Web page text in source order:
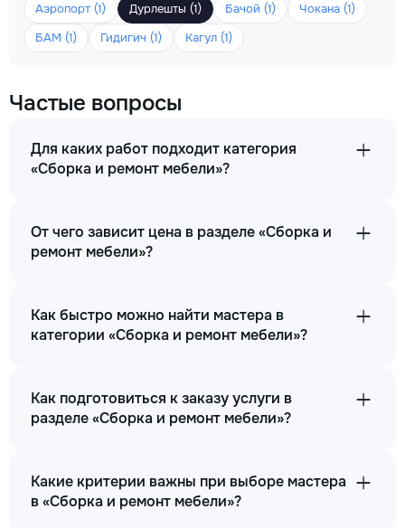
Аэропорт (1)
Дурлешты (1) Бачой (1)
Чокана (1)
БАМ (1)
Гидигич (1) Кагул (1)
Частые вопросы
Для каких работ подходит категория
«Сборка и ремонт мебели»?
От чего зависит цена в разделе «Сборка и
ремонт мебели»?
Как быстро можно найти мастера в
категории «Сборка и ремонт мебели»?
Как подготовиться к заказу услуги в
разделе «Сборка и ремонт мебели»?
Какие критерии важны при выборе мастера
в «Сборка и ремонт мебели»?